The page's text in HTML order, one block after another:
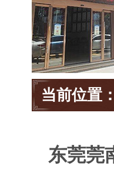
当前位置：
东莞莞